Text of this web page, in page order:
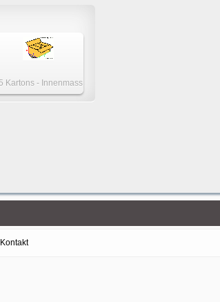
Kartons - Innenmass
310 x 235 x
Kontakt